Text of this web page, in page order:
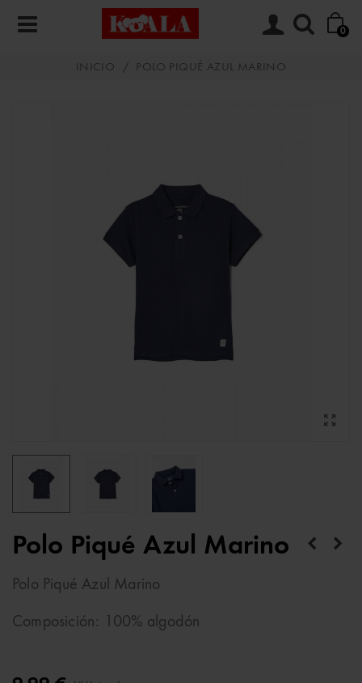
0
INICIO / POLO PIQUÉ AZUL MARINO
Polo Piqué Azul Marino
Polo Piqué Azul Marino
Composición: 100% algodón